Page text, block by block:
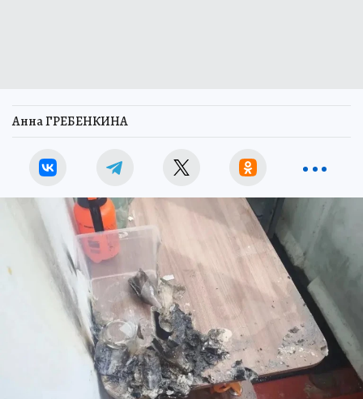
Анна ГРЕБЕНКИНА